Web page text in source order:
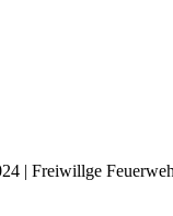
| Freiwillge